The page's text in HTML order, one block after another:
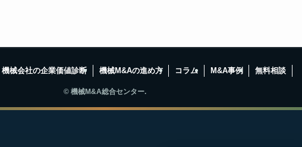
機械会社の企業価値診断 機械M&Aの進め方 コラム M&A事例 無料相談
©機械M&A総合センター.